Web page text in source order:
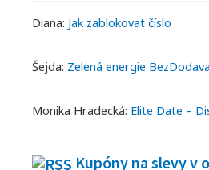
Diana: Jak zablokovat číslo
Šejda: Zelená energie
Monika Hradecká: Elite Date –
Kupóny na slevy v